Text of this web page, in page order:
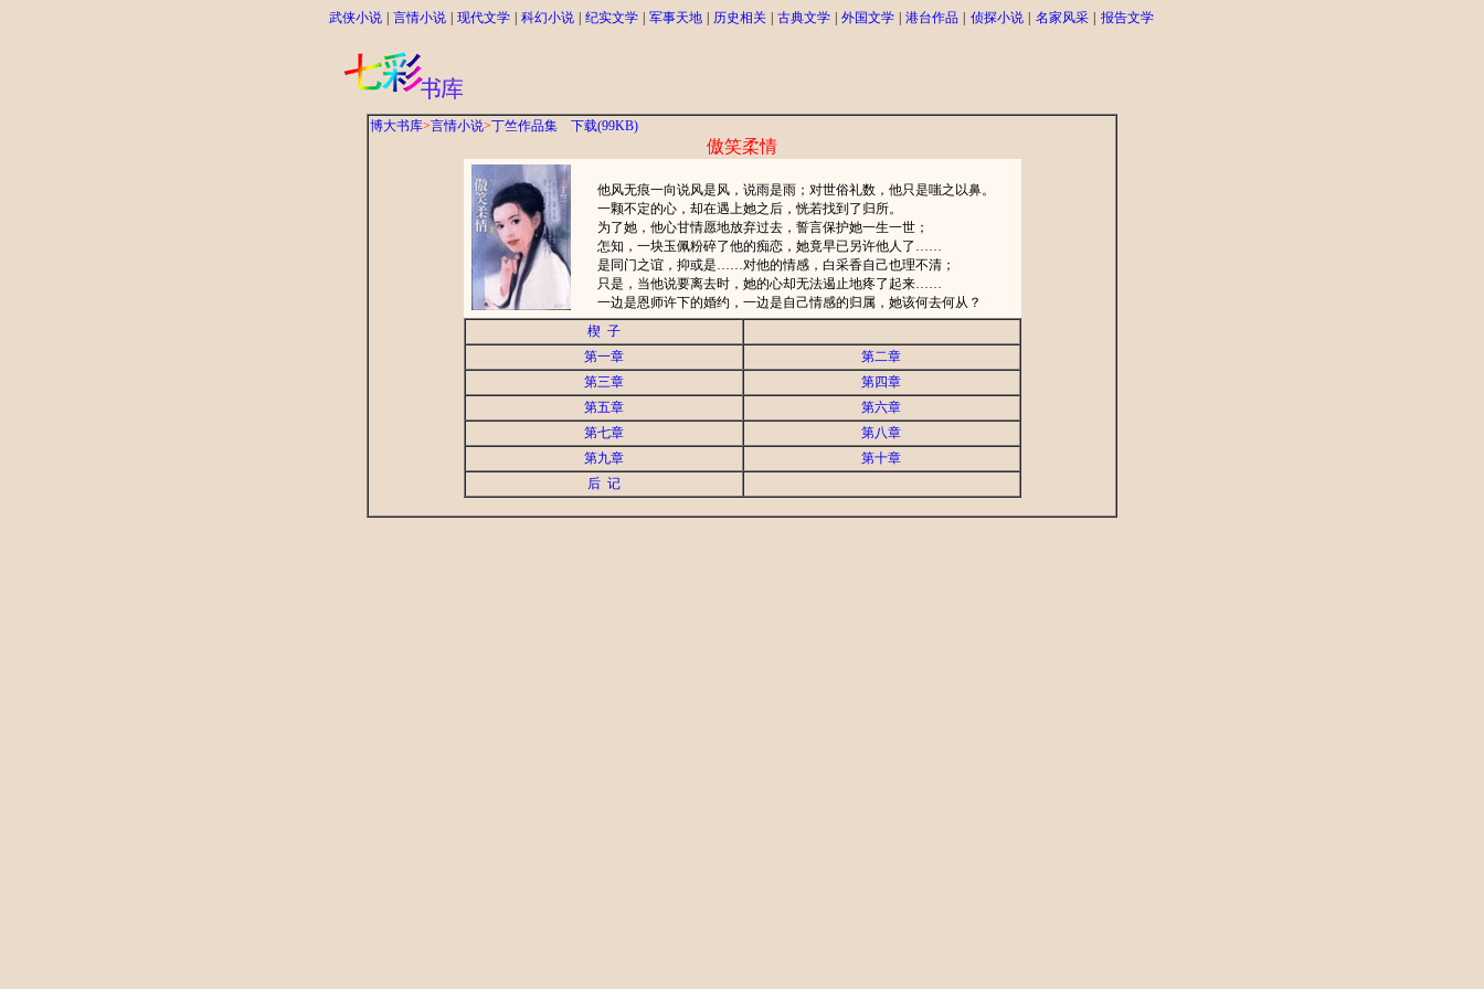
武侠小说 言情小说 现代文学 科幻小说 纪实文学 军事天地 历史相关 古典文学 外国文学 港台作品 侦探小说 名家风采 报告文学
博大书库>言情小说>丁竺作品集 下载(99KB)
傲笑柔情
他风无痕一向说风是风，说雨是雨；对世俗礼数，他只是嗤之以鼻。
一颗不定的心，却在遇上她之后，恍若找到了归所。
为了她，他心甘情愿地放弃过去，誓言保护她一生一世；
怎知，一块玉佩粉碎了他的痴恋，她竟早已另许他人了……
是同门之谊，抑或是……对他的情感，白采香自己也理不清；
只是，当他说要离去时，她的心却无法遏止地疼了起来……
一边是恩师许下的婚约，一边是自己情感的归属，她该何去何从？
楔 子
第一章
第二章
第三章
第四章
第五章
第六章
第七章
第八章
第九章
第十章
后 记